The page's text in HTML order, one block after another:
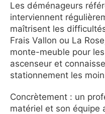
Les déménageurs
interviennent
maîtrisent les
Frais Vallon ou La
monte-meuble pour
ascenseur et
stationnement les
Concrètement : un
matériel et son équipe